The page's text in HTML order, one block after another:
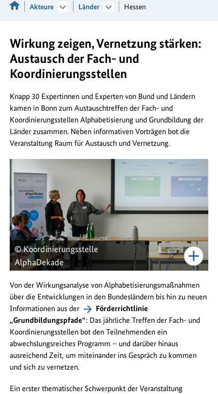
Akteure Länder Hessen
Wirkung zeigen, Vernetzung stärken:
Austausch der Fach- und
Koordinierungsstellen
Knapp 30 Expertinnen und Experten von Bund und Ländern
kamen in Bonn zum Austauschtreffen der Fach- und
Koordinierungsstellen Alphabetisierung und Grundbildung der
Länder zusammen. Neben informativen Vorträgen bot die
Veranstaltung Raum für Austausch und Vernetzung.
© Koordinierungsstelle
AlphaDekade
Von der Wirkungsanalyse von Alphabetisierungsmaßnahmen
über die Entwicklungen in den Bundesländern bis hin zu neuen
Informationen aus der
Förderrichtlinie
„Grundbildungspfade“: Das jährliche Treffen der Fach- und
Koordinierungsstellen bot den Teilnehmenden ein
abwechslungsreiches Programm – und darüber hinaus
ausreichend Zeit, um miteinander ins Gespräch zu kommen
und sich zu vernetzen.
Ein erster thematischer Schwerpunkt der Veranstaltung